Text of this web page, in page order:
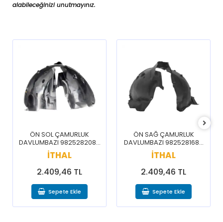
alabileceğinizi unutmayınız.
ÖN SOL ÇAMURLUK
DAVLUMBAZI 9825282080
/ 3008 5008 16-20
İTHAL
2.409,46 TL
Sepete Ekle
ÖN SAĞ ÇAMURLUK
DAVLUMBAZI 9825281680
/ 3008 5008 16-20
İTHAL
2.409,46 TL
Sepete Ekle